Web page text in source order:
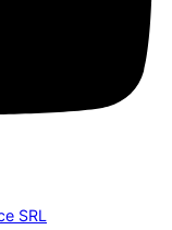
SRL